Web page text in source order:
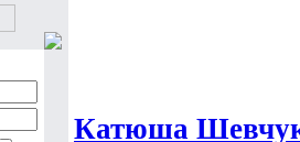
Катюша